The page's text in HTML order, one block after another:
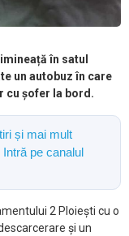
în satul
un autobuz în care
cu șofer la bord.
și mai mult
pe canalul
2 Ploiești cu o
și un